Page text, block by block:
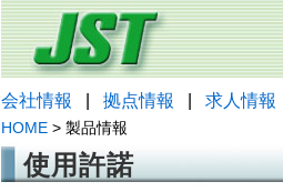
会社情報 拠点情報 求人情報
HOME > 製品情報
使用許諾